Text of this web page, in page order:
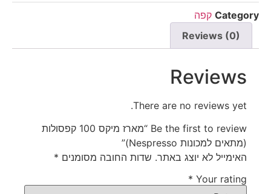
Category קפה
Reviews (0)
Reviews
There are no reviews yet.
Be the first to review “מארז מיקס 100 קפסולות
(מתאים למכונות Nespresso)”
האימייל לא יוצג באתר. שדות החובה מסומנים *
Your rating
*